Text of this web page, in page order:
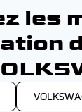
(à chaque fin
véhicule récent
81 36 30 30.
les